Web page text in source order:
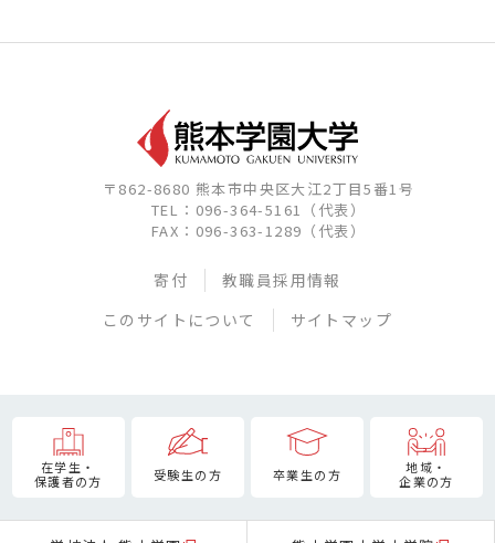
〒862-8680 熊本市中央区大江2丁目5番1号
TEL：096-364-5161（代表）
FAX：096-363-1289（代表）
寄付
教職員採用情報
このサイトについて
サイトマップ
在学生・
保護者の方
受験生の方 卒業生の方
地域・
企業の方